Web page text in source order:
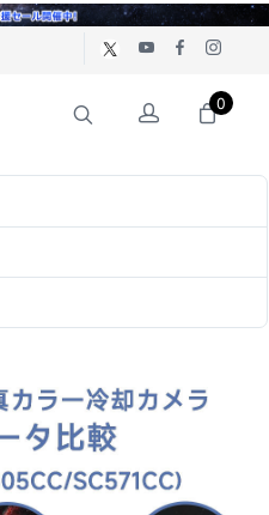
0